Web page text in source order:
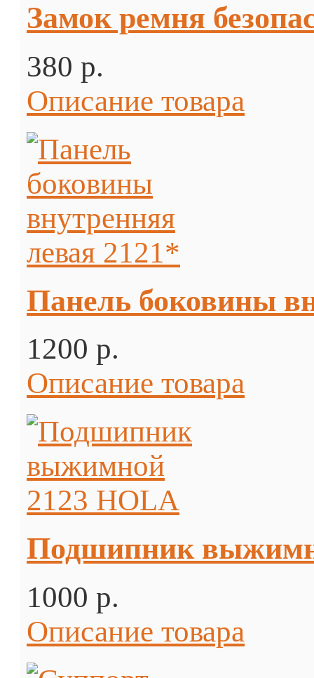
Замок ремня
380 p.
Описание товара
Панель боковины
1200 p.
Описание товара
Подшипник
1000 p.
Описание товара